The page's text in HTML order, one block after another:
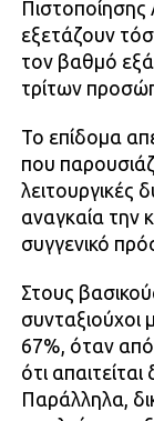
εξετάζουν
τον βαθμό
τρίτων
Το επίδομα
που
λειτουργικές
αναγκαία την
συγγενικό
Στους
67%, όταν
ότι
Παράλληλα,